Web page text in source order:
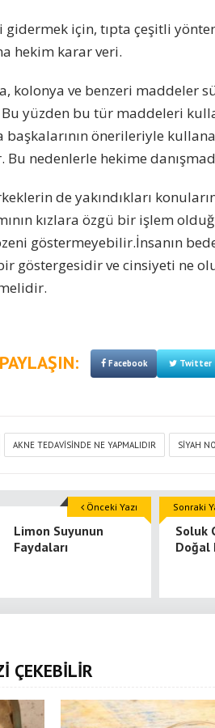
için, tıpta çeşitli
hekim karar veri.
kolonya ve benzeri maddeler
yüzden bu tür maddeleri
başkalarının önerileriyle
nedenlerle hekime
de yakındıkları
kızlara özgü bir işlem
göstermeyebilir.İnsanın
göstergesidir ve cinsiyeti ne
PAYLAŞIN: Facebook Twitter
AKNE TEDAVISINDE NE YAPMALIDIR SIYAH
Limon Suyunun
Faydaları
Önceki Yazı
Soluk
Doğal
Sonraki
ÇEKEBİLİR